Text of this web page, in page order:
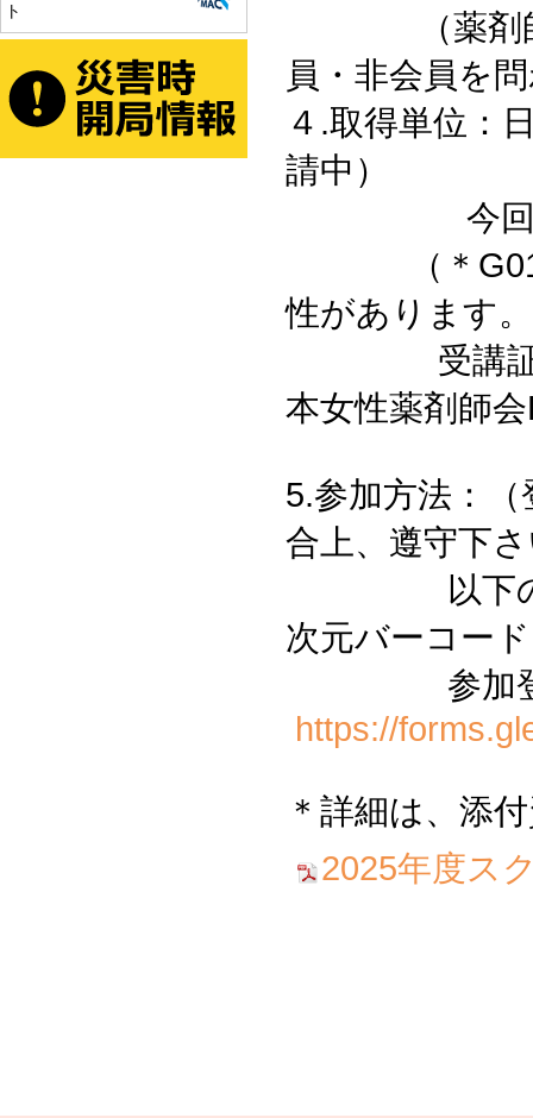
ト
（薬剤師継
員・非会員を
４.取得単位：
請中）
今回日病
（＊G01日
性があります
受講証明書
本女性薬剤師
5.参加方法：
合上、遵守下
以下のお申
次元バーコー
参加登録
https://
＊詳細は、添
2025年度ス